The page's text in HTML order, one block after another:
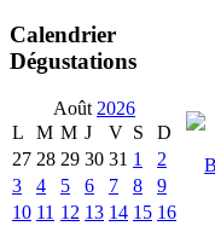
Calendrier
Dégustations
Août 2026
L
M M J V S
D
27 28 29 30 31 1
2
3
4 5 6 7 8
9
10 11 12 13 14 15 16